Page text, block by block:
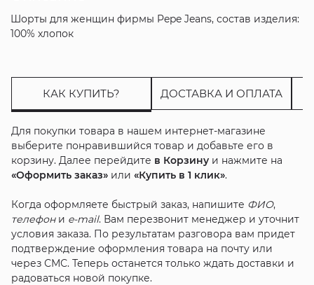
Шорты для женщин фирмы Pepe Jeans, состав изделия:
100% хлопок
КАК КУПИТЬ? ДОСТАВКА И ОПЛАТА
Для покупки товара в нашем интернет-магазине
выберите понравившийся товар и добавьте его в
корзину. Далее перейдите в Корзинуи нажмите на
«Оформить заказ»или «Купить в 1 клик».
Когда оформляете быстрый заказ, напишите ФИО,
телефони e-mail. Вам перезвонит менеджер и уточнит
условия заказа. По результатам разговора вам придет
подтверждение оформления товара на почту или
через СМС. Теперь останется только ждать доставки и
радоваться новой покупке.